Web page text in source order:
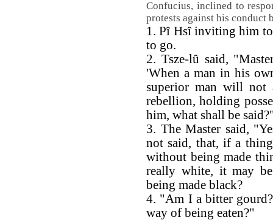
Confucius, inclined to
protests against his conduct
1. Pî Hsî inviting him
to go.
2. Tsze-lû said,
'When a man in his
superior man will not
rebellion, holding
him, what shall be
3. The Master said,
not said, that, if a
without being made
really white, it may
being made black?
4. "Am I a bitter
way of being eaten?"